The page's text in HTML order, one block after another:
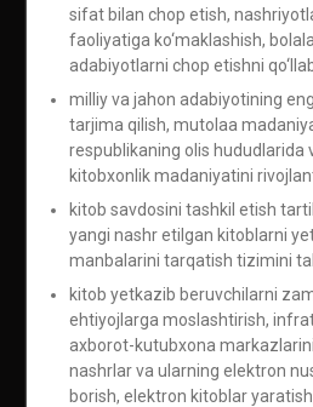
sifat bilan chop etish,
faoliyatiga ko‘maklashish,
adabiyotlarni chop etishni
milliy va jahon adabiyotining
tarjima qilish, mutolaa
respublikaning olis hududlarida
kitobxonlik madaniyatini
kitob savdosini tashkil etish
yangi nashr etilgan kitoblarni
manbalarini tarqatish tizimini
kitob yetkazib beruvchilarni
ehtiyojlarga moslashtirish,
axborot-kutubxona
nashrlar va ularning elektron
borish, elektron kitoblar